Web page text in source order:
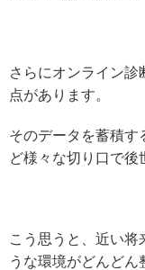
さらにオンライン診
点があります。
そのデータを蓄積す
ど様々な切り口で後
こう思うと、近い将
うな環境がどんどん